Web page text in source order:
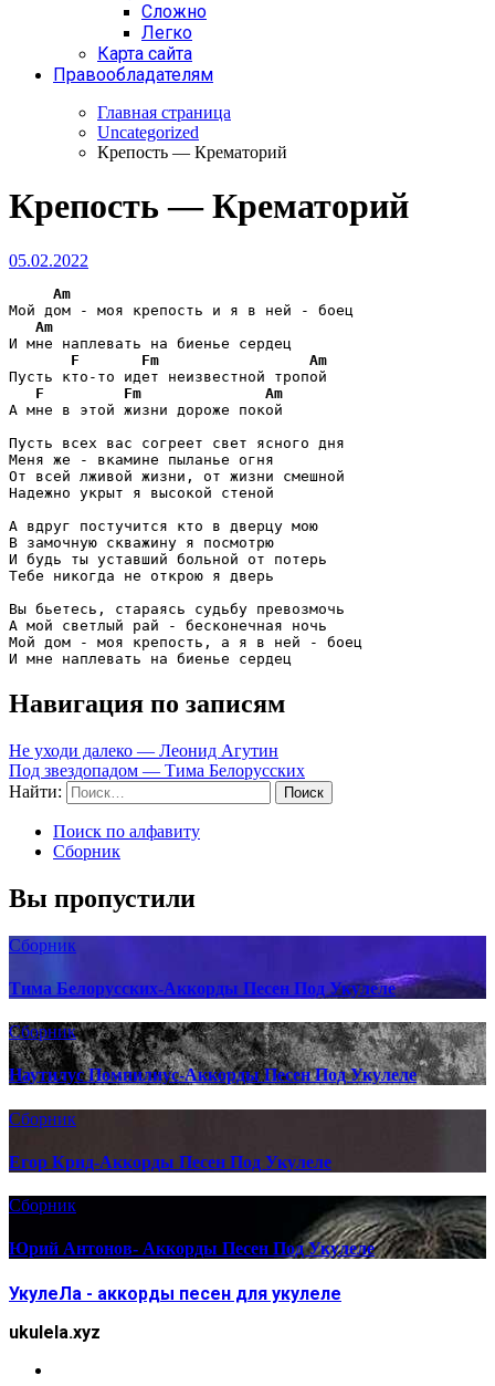
Сложно
Легко
Карта сайта
Правообладателям
Главная страница
Uncategorized
Крепость — Крематорий
Крепость — Крематорий
05.02.2022
Am
Мой дом - моя крепость и я в ней - боец
Am
И мне наплевать на биенье сердец
F
Fm
Am
Пусть кто-то идет неизвестной тропой
F
Fm
Am
А мне в этой жизни дороже покой
Пусть всех вас согреет свет ясного дня
Меня же - вкамине пыланье огня
От всей лживой жизни, от жизни смешной
Надежно укрыт я высокой стеной
А вдруг постучится кто в дверцу мою
В замочную скважину я посмотрю
И будь ты уставший больной от потерь
Тебе никогда не открою я дверь
Вы бьетесь, стараясь судьбу превозмочь
А мой светлый рай - бесконечная ночь
Мой дом - моя крепость, а я в ней - боец
И мне наплевать на биенье сердец
Навигация по записям
Не уходи далеко — Леонид Агутин
Под звездопадом — Тима Белорусских
Найти:
Поиск по алфавиту
Сборник
Вы пропустили
Сборник
Тима Белорусских-Аккорды Песен Под Укулеле
Сборник
Наутилус Помпилиус-Аккорды Песен Под Укулеле
Сборник
Егор Крид-Аккорды Песен Под Укулеле
Сборник
Юрий Антонов- Аккорды Песен Под Укулеле
УкулеЛа - аккорды песен для укулеле
ukulela.xyz